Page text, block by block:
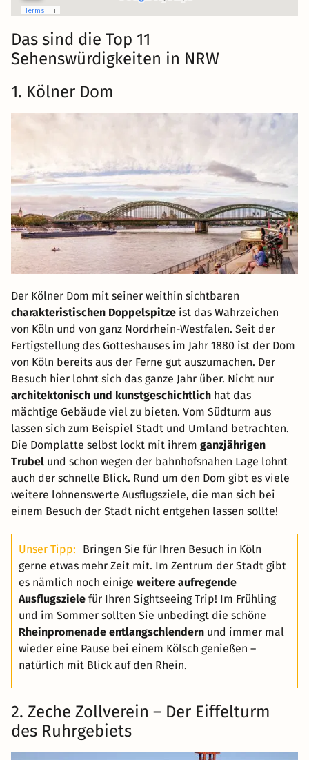
Das sind die Top 11
Sehenswürdigkeiten in NRW
1. Kölner Dom
Der Kölner Dom mit seiner weithin sichtbaren
charakteristischen Doppelspitze ist das Wahrzeichen
von Köln und von ganz Nordrhein-Westfalen. Seit der
Fertigstellung des Gotteshauses im Jahr 1880 ist der Dom
von Köln bereits aus der Ferne gut auszumachen. Der
Besuch hier lohnt sich das ganze Jahr über. Nicht nur
architektonisch und kunstgeschichtlich hat das
mächtige Gebäude viel zu bieten. Vom Südturm aus
lassen sich zum Beispiel Stadt und Umland betrachten.
Die Domplatte selbst lockt mit ihrem ganzjährigen
Trubel und schon wegen der bahnhofsnahen Lage lohnt
auch der schnelle Blick. Rund um den Dom gibt es viele
weitere lohnenswerte Ausflugsziele, die man sich bei
einem Besuch der Stadt nicht entgehen lassen sollte!
Unser Tipp:
Bringen Sie für Ihren Besuch in Köln
gerne etwas mehr Zeit mit. Im Zentrum der Stadt gibt
es nämlich noch einige weitere aufregende
Ausflugsziele für Ihren Sightseeing Trip! Im Frühling
und im Sommer sollten Sie unbedingt die schöne
Rheinpromenade entlangschlendern und immer mal
wieder eine Pause bei einem Kölsch genießen –
natürlich mit Blick auf den Rhein.
2. Zeche Zollverein – Der Eiffelturm
des Ruhrgebiets